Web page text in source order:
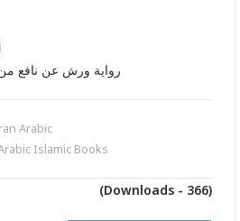
رواية ورش عن نافع
Arabic
Islamic Books
(Downloads - 366)